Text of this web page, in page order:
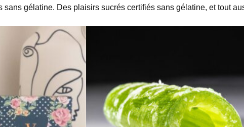
gélatine. Des plaisirs sucrés certifiés sans gélatine, et tout
produit
plusieurs
Les
options
peuvent